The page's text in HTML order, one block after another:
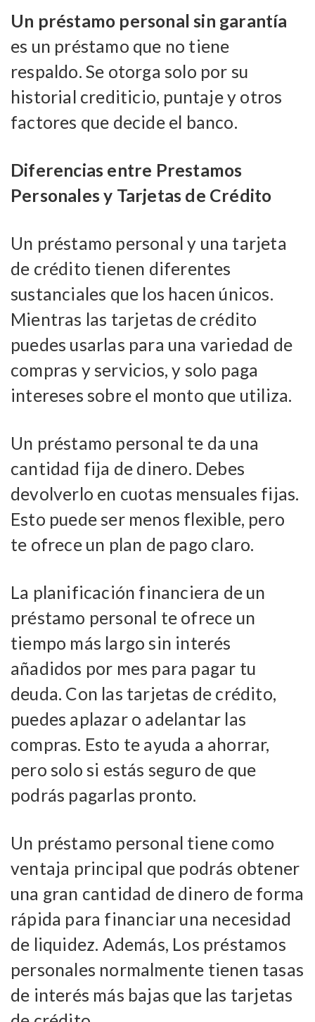
Un préstamo personal sin garantía
es un préstamo que no tiene
respaldo. Se otorga solo por su
historial crediticio, puntaje y otros
factores que decide el banco.
Diferencias entre Prestamos
Personales y Tarjetas de Crédito
Un préstamo personal y una tarjeta
de crédito tienen diferentes
sustanciales que los hacen únicos.
Mientras las tarjetas de crédito
puedes usarlas para una variedad de
compras y servicios, y solo paga
intereses sobre el monto que utiliza.
Un préstamo personal te da una
cantidad fija de dinero. Debes
devolverlo en cuotas mensuales fijas.
Esto puede ser menos flexible, pero
te ofrece un plan de pago claro.
La planificación financiera de un
préstamo personal te ofrece un
tiempo más largo sin interés
añadidos por mes para pagar tu
deuda. Con las tarjetas de crédito,
puedes aplazar o adelantar las
compras. Esto te ayuda a ahorrar,
pero solo si estás seguro de que
podrás pagarlas pronto.
Un préstamo personal tiene como
ventaja principal que podrás obtener
una gran cantidad de dinero de forma
rápida para financiar una necesidad
de liquidez. Además, Los préstamos
personales normalmente tienen tasas
de interés más bajas que las tarjetas